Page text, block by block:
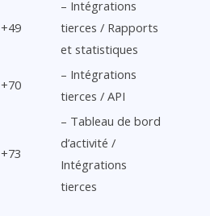
+49
– Intégrations
tierces / Rapports
et statistiques
+70
– Intégrations
tierces / API
+73
– Tableau de bord
d’activité /
Intégrations
tierces